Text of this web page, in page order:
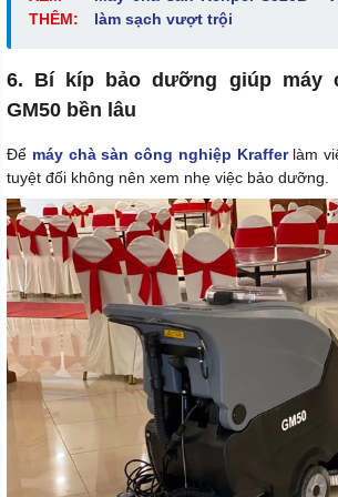
THÊM:
làm sạch vượt trội
6. Bí kíp bảo dưỡng giúp máy
GM50 bền lâu
Để máy chà sàn công nghiệp Krafferlàm
tuyệt đối không nên xem nhẹ việc bảo dưỡng.